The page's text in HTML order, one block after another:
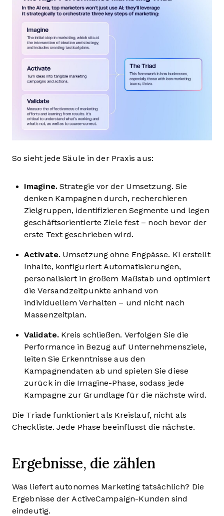
So sieht jede Säule in der Praxis aus:
Imagine. Strategie vor der Umsetzung. Sie
denken Kampagnen durch, recherchieren
Zielgruppen, identifizieren Segmente und legen
geschäftsorientierte Ziele fest – noch bevor der
erste Text geschrieben wird.
Activate. Umsetzung ohne Engpässe. KI erstellt
Inhalte, konfiguriert Automatisierungen,
personalisiert in großem Maßstab und optimiert
die Versandzeitpunkte anhand von
individuellem Verhalten – und nicht nach
Massenzeitplan.
Validate. Kreis schließen. Verfolgen Sie die
Performance in Bezug auf Unternehmensziele,
leiten Sie Erkenntnisse aus den
Kampagnendaten ab und spielen Sie diese
zurück in die Imagine-Phase, sodass jede
Kampagne zur Grundlage für die nächste wird.
Die Triade funktioniert als Kreislauf, nicht als
Checkliste. Jede Phase beeinflusst die nächste.
Ergebnisse, die zählen
Was liefert autonomes Marketing tatsächlich? Die
Ergebnisse der ActiveCampaign-Kunden sind
eindeutig.